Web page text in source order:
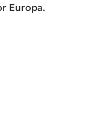
Europa.